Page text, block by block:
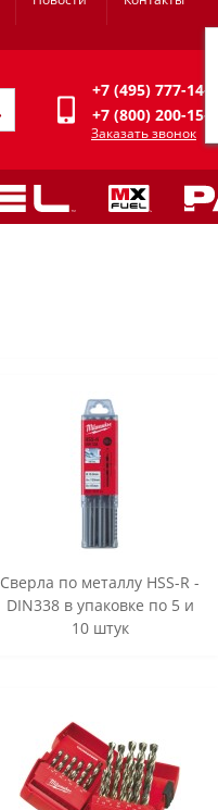
+7 (495) 777-14-94
+7 (800) 200-15-94
Заказать звонок
Сверла по металлу HSS-R -
DIN338 в упаковке по 5 и
10 штук